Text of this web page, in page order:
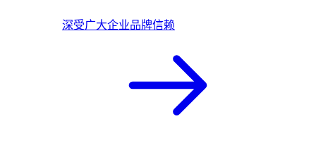
深受广大企业品牌信赖